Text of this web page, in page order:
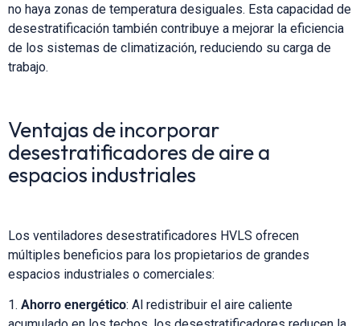
no haya zonas de temperatura desiguales. Esta capacidad de
desestratificación también contribuye a mejorar la eficiencia
de los sistemas de climatización, reduciendo su carga de
trabajo.
Ventajas de incorporar
desestratificadores de aire a
espacios industriales
Los ventiladores desestratificadores HVLS ofrecen
múltiples beneficios para los propietarios de grandes
espacios industriales o comerciales:
Ahorro energético: Al redistribuir el aire caliente